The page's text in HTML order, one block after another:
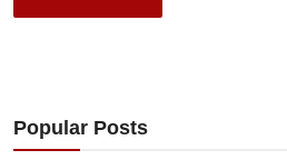
Popular Posts